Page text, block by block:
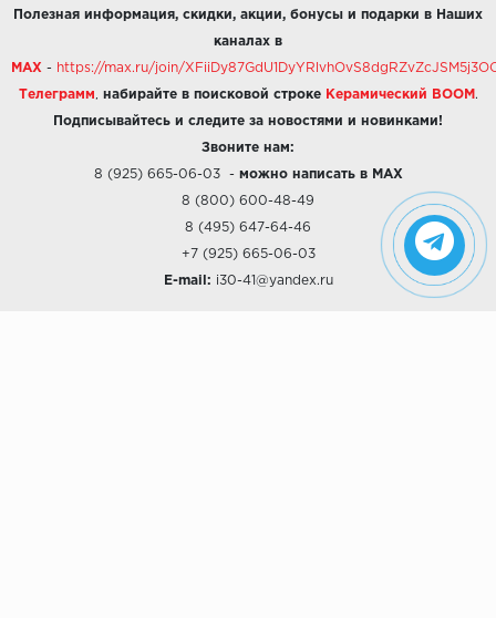
Полезная информация, скидки, акции, бонусы и подарки в Наших
каналах в
MAX - https://max.ru/join/
Телеграмм набирайте в поисковой строке Керамический BOOM .
Подписывайтесь и следите за новостями и новинками!
Звоните нам:
8 (925) 665-06-03- можно написать в MAX
8 (800) 600-48-49
8 (495) 647-64-46
+7 (925) 665-06-03
E-mail: i30-41@yandex.ru